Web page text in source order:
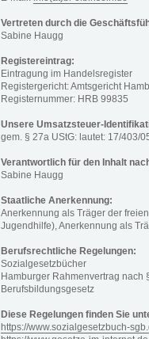
Vertreten durch die
Sabine Haugg
Registereintrag:
Eintragung im Handelsregister
Registergericht: Amtsgericht
Registernummer: HRB 99835
Unsere Umsatzsteuer-
gem. § 27a UStG: lautet: 17/403/
Verantwortlich für den Inhalt
Sabine Haugg
Staatliche Anerkennung:
Anerkennung als Träger der
Jugendhilfe), Anerkennung als
Berufsrechtliche Regelungen:
Sozialgesetzbücher
Hamburger Rahmenvertrag nach
Berufsbildungsgesetz
Diese Regelungen finden Sie
https://www.sozialgesetzbuch-